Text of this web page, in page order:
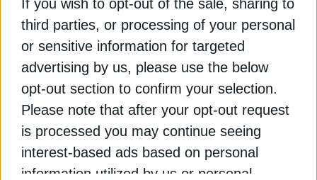
If you wish to opt-out of the sale, sharing to
third parties, or processing of your personal
or sensitive information for targeted
advertising by us, please use the below
opt-out section to confirm your selection.
Please note that after your opt-out request
is processed you may continue seeing
interest-based ads based on personal
information utilized by us or personal
Η νέα ΚΥΑ λειτουργεί συμπληρωματικά προς την
πρόσφατη απόφαση για τα πρώτα 8 ακίνητα της
ΔΥΠΑ, τα οποία προορίζονται για αξιοποίηση
μέσω κοινωνικής αντιπαροχής. Μετά την απόδοση
των πρώτων ακινήτων στην αποκλειστική
διαχείριση του Υπουργείου Κοινωνικής Συνοχής
και Οικογένειας, καθορίζονται πλέον και οι
βασικοί κανόνες των συμβάσεων που θα